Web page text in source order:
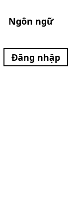
Ngôn ngữ
Đăng nhập